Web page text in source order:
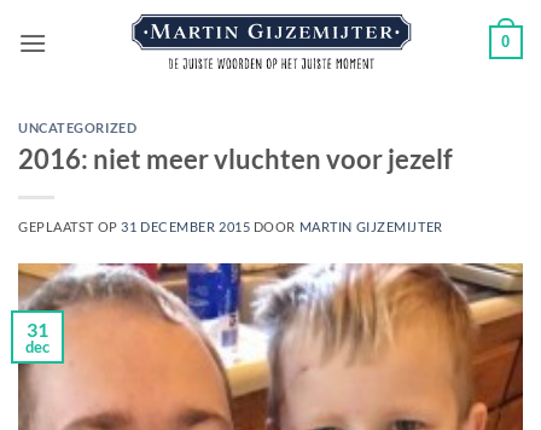
naar
0
UNCATEGORIZED
2016: niet meer vluchten voor jezelf
GEPLAATST OP 31 DECEMBER 2015 DOOR MARTIN GIJZEMIJTER
31
dec